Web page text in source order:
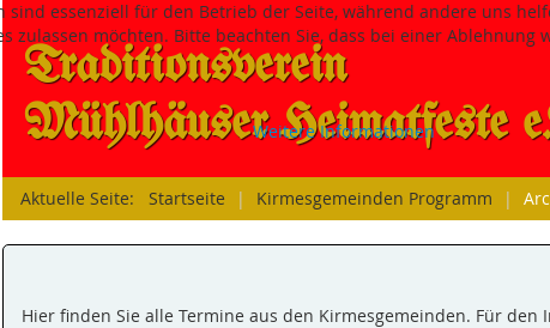
Traditions­verein
Mühlhäuser Heimatfeste
Aktuelle Seite: Startseite | Kirmesgemeinden Programm |
Hier finden Sie alle Termine aus den Kirmesgemeinden. Für
essenziell für den Betrieb der Seite, während andere uns
zulassen möchten. Bitte beachten Sie, dass bei einer
Weitere Informationen